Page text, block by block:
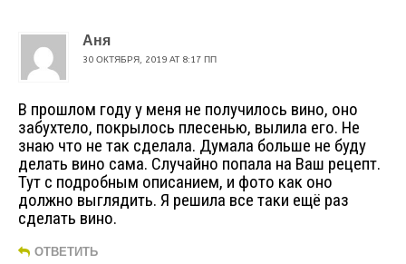
Аня
30 ОКТЯБРЯ, 2019 AT 8:17 ПП
В прошлом году у меня не получилось вино, оно
забухтело, покрылось плесенью, вылила его. Не
знаю что не так сделала. Думала больше не буду
делать вино сама. Случайно попала на Ваш рецепт.
Тут с подробным описанием, и фото как оно
должно выглядить. Я решила все таки ещё раз
сделать вино.
ОТВЕТИТЬ